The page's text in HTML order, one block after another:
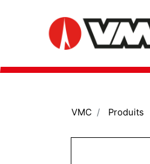
VMC Produits